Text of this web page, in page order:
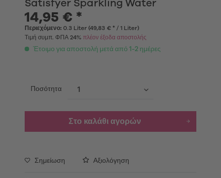
Satisfyer Sparkling Water
14,95 € *
Περιεχόμενο: 0.3 Liter (49,83 € * / 1 Liter)
Τιμή συμπ. ΦΠΑ 24% πλέον έξοδα αποστολής
Έτοιμο για αποστολή μετά από 1-2 ημέρες
Ποσότητα
Στο καλάθι αγορών
Σημείωση Αξιολόγηση